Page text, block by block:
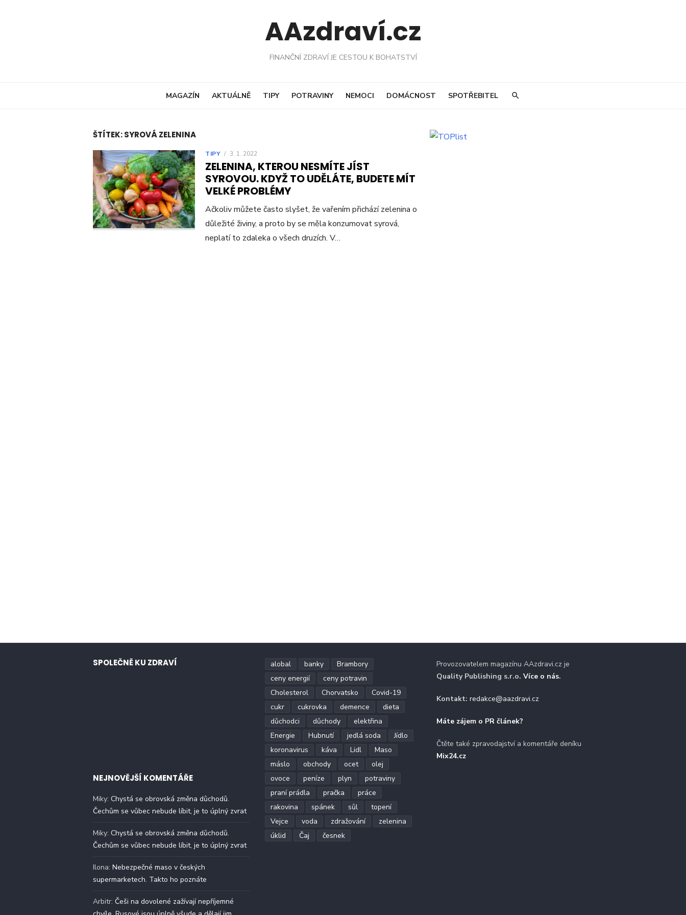
AAzdraví.cz
FINANČNÍ ZDRAVÍ JE CESTOU K BOHATSTVÍ
MAGAZÍN AKTUÁLNĚ TIPY POTRAVINY NEMOCI DOMÁCNOST SPOTŘEBITEL
ŠTÍTEK:SYROVÁ ZELENINA
TIPY / 3. 1. 2022
ZELENINA, KTEROU NESMÍTE JÍST
SYROVOU. KDYŽ TO UDĚLÁTE, BUDETE MÍT
VELKÉ PROBLÉMY
Ačkoliv můžete často slyšet, že vařením přichází zelenina o
důležité živiny, a proto by se měla konzumovat syrová,
neplatí to zdaleka o všech druzích. V…
SPOLEČNĚ KU ZDRAVÍ
NEJNOVĚJŠÍ KOMENTÁŘE
Miky: Chystá se obrovská změna důchodů.
Čechům se vůbec nebude líbit, je to úplný zvrat
Miky: Chystá se obrovská změna důchodů.
Čechům se vůbec nebude líbit, je to úplný zvrat
Ilona: Nebezpečné maso v českých
supermarketech. Takto ho poznáte
Arbitr: Češi na dovolené zažívají nepříjemné
alobal banky
Brambory
ceny energií
ceny potravin
Cholesterol
Chorvatsko
Covid-19
cukr
cukrovka demence
dieta
důchodci
důchody
elektřina
Energie
Hubnutí jedlá soda
Jídlo
koronavirus
káva Lidl
Maso
máslo
obchody ocet
olej
ovoce
peníze plyn
potraviny
praní prádla
pračka
práce
rakovina
spánek sůl
topení
Vejce
voda zdražování
zelenina
úklid
Čaj česnek
Provozovatelem magazínu AAzdravi.cz je
Quality Publishing s.r.o.Více o nás.
Kontakt: redakce@aazdravi.cz
Máte zájem o PR článek?
Čtěte také zpravodajství a komentáře deníku
Mix24.cz